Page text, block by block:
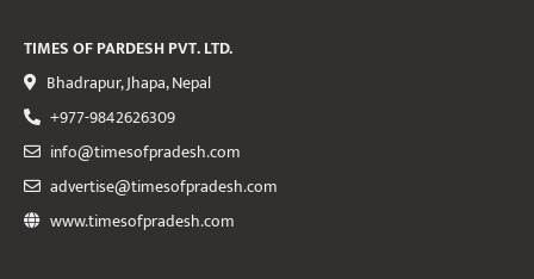
TIMES OF PARDESH PVT. LTD.
Bhadrapur, Jhapa, Nepal
+977-9842626309
info@timesofpradesh.com
advertise@timesofpradesh.com
www.timesofpradesh.com